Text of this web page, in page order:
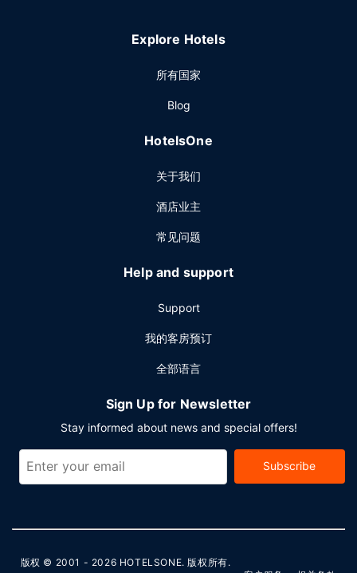
Explore Hotels
所有国家
Blog
HotelsOne
关于我们
酒店业主
常见问题
Help and support
Support
我的客房预订
全部语言
Sign Up for Newsletter
Stay informed about news and special offers!
Subscribe
版权 © 2001 - 2026 HOTELSONE. 版权所有.